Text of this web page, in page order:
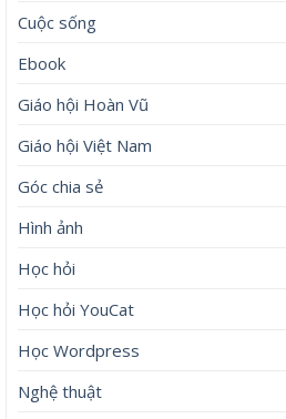
Cuộc sống
Ebook
Giáo hội Hoàn Vũ
Giáo hội Việt Nam
Góc chia sẻ
Hình ảnh
Học hỏi
Học hỏi YouCat
Học Wordpress
Nghệ thuật